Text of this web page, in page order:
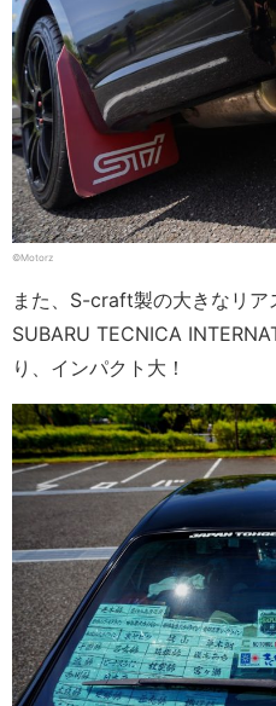
©Motorz
また、S-craft製の大きなリア
SUBARU TECNICA
り、インパクト大！